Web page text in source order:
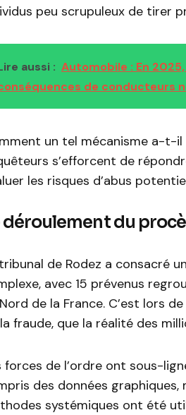
peu scrupuleux de tirer
aussi : Automobile : En
de conducteurs
un tel mécanisme a-t-il
s’efforcent de
les risques d’abus
déroulement du
de Rodez a consacré
avec 15 prévenus
de la France. C’est lors
fraude, que la réalité des
forces de l’ordre ont sous-
des données graphiques,
systémiques ont été